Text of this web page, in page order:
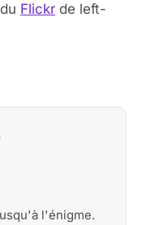
Flickr de left-
l'énigme.